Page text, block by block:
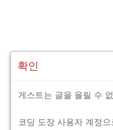
확인
게스트는 글을 올릴 수
코딩 도장 사용자 계정